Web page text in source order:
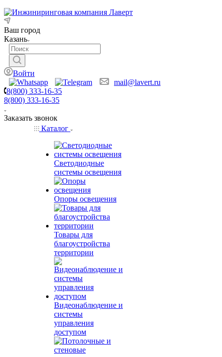
Ваш город
Казань
Войти
mail@lavert.ru
8(800) 333-16-35
8(800) 333-16-35
Заказать звонок
Каталог
Светодиодные
системы освещения
Опоры освещения
Товары для
благоустройства
территории
Видеонаблюдение и
системы
управления
доступом